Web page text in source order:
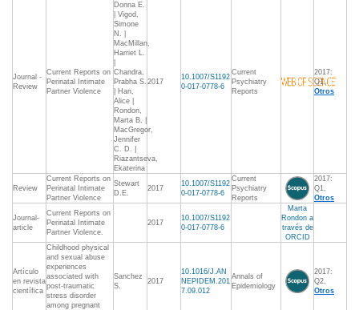
Journal -
Review
Current Reports on
Perinatal Intimate
Partner Violence
Donna E.
| Vigod,
Simone
N. |
MacMillan,
Harriet L.
Chandra,
Prabha S.
| Han,
Alice |
Rondon,
Marta B. |
MacGregor,
Jennifer
C. D. |
Riazantseva,
Ekaterina
2017
10.1007/S1192
0-017-0778-6
Current
Psychiatry
Reports
2017:
Q1,
Otros
Review
Current Reports on
Perinatal Intimate
Partner Violence
Stewart
D.E.
2017
10.1007/S1192
0-017-0778-6
Current
Psychiatry
Reports
2017:
Q1,
Otros
Journal-
article
Current Reports on
Perinatal Intimate
Partner Violence.
2017
10.1007/S1192
0-017-0778-6
Marta
Rondon a
través de
ORCID
Artículo
en revista
científica
Childhood physical
and sexual abuse
experiences
associated with
post-traumatic
stress disorder
among pregnant
Sanchez
S.
2017
10.1016/J.AN
NEPIDEM.201
7.09.012
Annals of
Epidemiology
2017:
Q2,
Otros